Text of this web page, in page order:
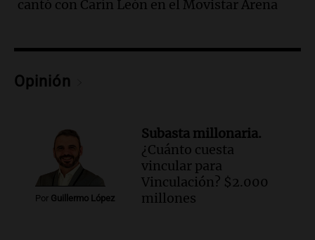
del desayuno ideal: qué alimentos
Episodios
Audio.Mateo, a los 25 años, lucha
contra el tiempo: necesita un trasplante
para poder seguir viviend
cantó con Carín León en el Movistar Arena
Opinión
Por Guillermo López
Subasta millonaria.
¿Cuánto cuesta
vincular para
Vinculación? $2.000
millones